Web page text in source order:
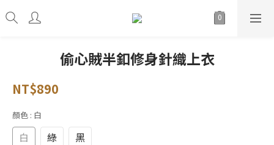
偷心賊半釦修身針織上衣
NT$890
顏色 : 白
白 綠 黑